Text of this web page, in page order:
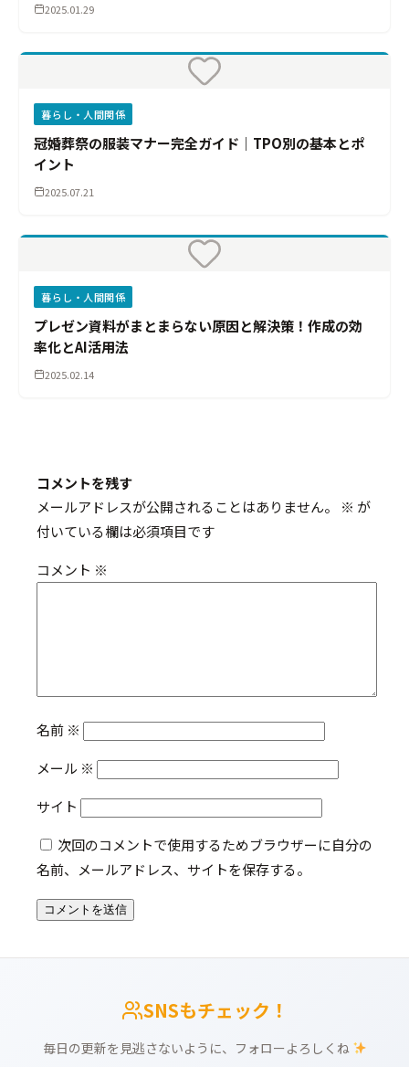
2025.01.29
暮らし・人間関係
冠婚葬祭の服装マナー完全ガイド｜TPO別の基本とポ
イント
2025.07.21
暮らし・人間関係
プレゼン資料がまとまらない原因と解決策！作成の効
率化とAI活用法
2025.02.14
コメントを残す
メールアドレスが公開されることはありません。
※ が
付いている欄は必須項目です
コメント ※
名前 ※
メール ※
サイト
次回のコメントで使用するためブラウザーに自分の
名前、メールアドレス、サイトを保存する。
SNSもチェック！
毎日の更新を見逃さないように、フォローよろしくね